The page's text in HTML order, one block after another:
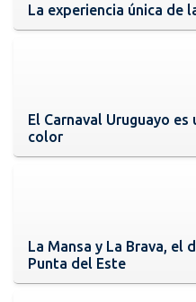
La experiencia única de
El Carnaval Uruguayo
color
La Mansa y La Brava, el
Punta del Este